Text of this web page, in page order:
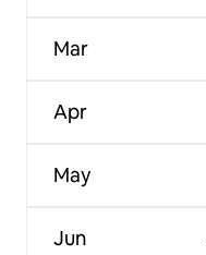
Mar
Apr
May
Jun